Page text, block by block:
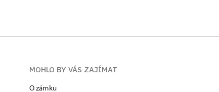
MOHLO BY VÁS ZAJÍMAT
O zámku